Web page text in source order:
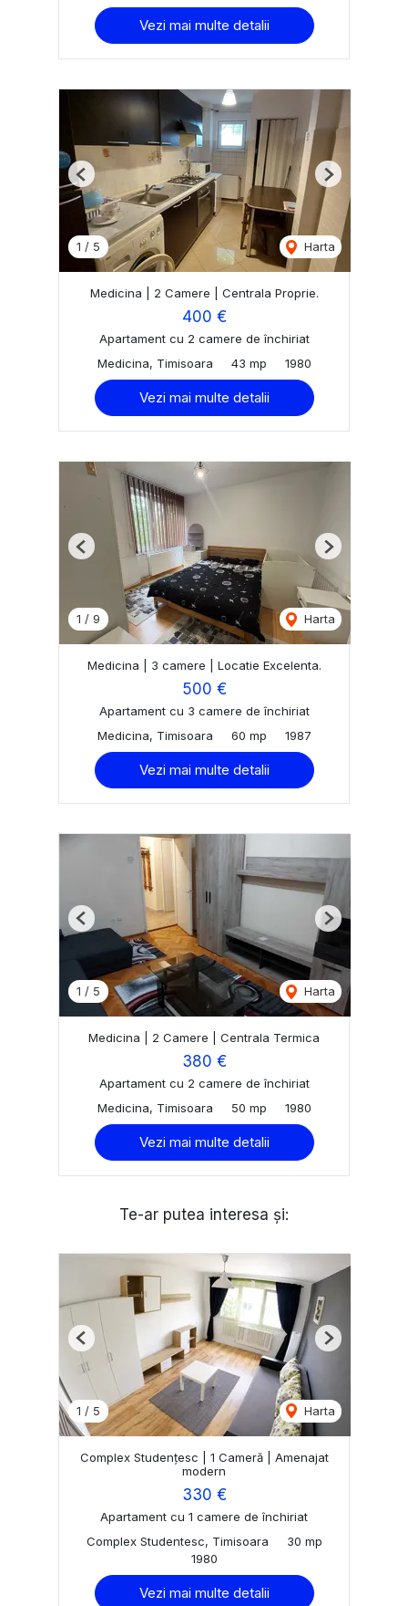
Vezi mai multe detalii
1 / 5 Harta
Previous Next
Medicina | 2 Camere | Centrala Proprie.
400 €
Apartament cu 2 camere de închiriat
Medicina, Timisoara
43 mp 1980
Vezi mai multe detalii
1 / 9 Harta
Previous Next
Medicina | 3 camere | Locatie Excelenta.
500 €
Apartament cu 3 camere de închiriat
Medicina, Timisoara
60 mp 1987
Vezi mai multe detalii
1 / 5 Harta
Previous Next
Medicina | 2 Camere | Centrala Termica
380 €
Apartament cu 2 camere de închiriat
Medicina, Timisoara
50 mp 1980
Vezi mai multe detalii
Te-ar putea interesa și:
1 / 5 Harta
Previous Next
Complex Studențesc | 1 Cameră | Amenajat
modern
330 €
Apartament cu 1 camere de închiriat
Complex Studentesc, Timisoara
30 mp
1980
Vezi mai multe detalii